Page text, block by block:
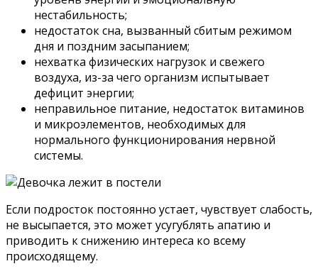
нестабильность;
недостаток сна, вызванный сбитым режимом
дня и поздним засыпанием;
нехватка физических нагрузок и свежего
воздуха, из-за чего организм испытывает
дефицит энергии;
неправильное питание, недостаток витаминов
и микроэлементов, необходимых для
нормального функционирования нервной
системы.
Если подросток постоянно устает, чувствует слабость,
не высыпается, это может усугублять апатию и
приводить к снижению интереса ко всему
происходящему.